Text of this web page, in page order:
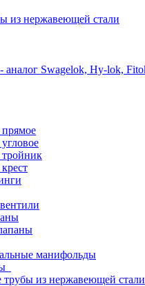
из нержавеющей стали
манифольды
из нержавеющей стали